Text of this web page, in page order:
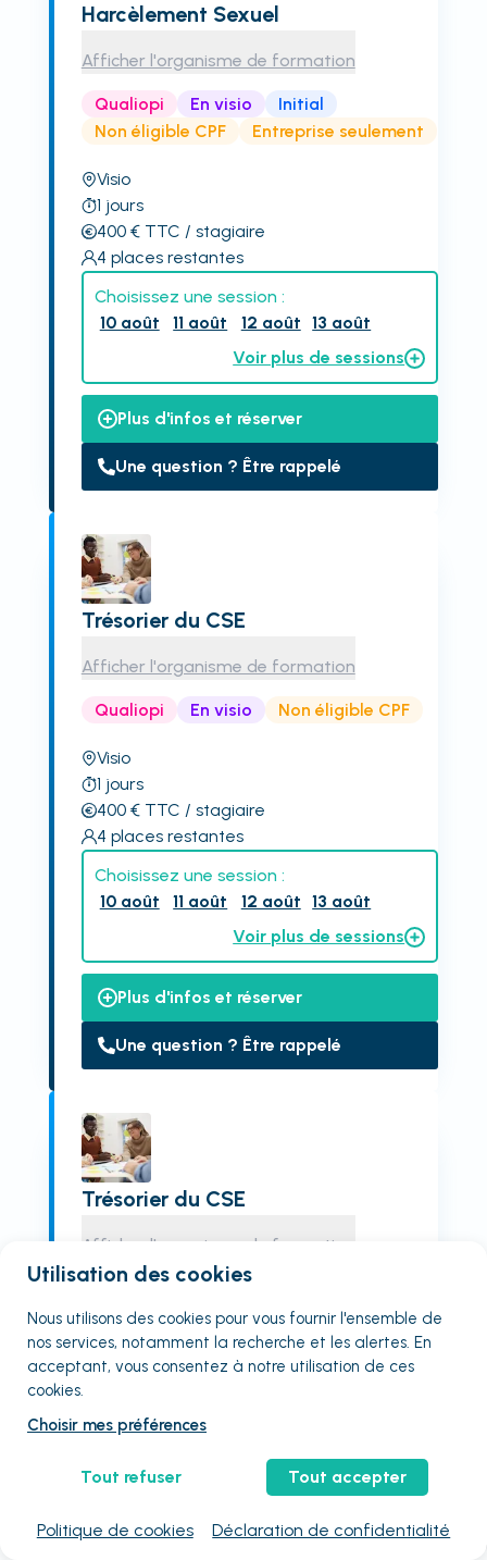
Harcèlement Sexuel
Afficher l'organisme de formation
Qualiopi En visio
Initial
Non éligible CPF
Entreprise seulement
Visio
1 jours
400€ TTC / stagiaire
4 places restantes
Choisissez une session :
10 août
11 août 12 août 13 août
Voir plus de sessions
Plus d'infos et réserver
Une question ? Être rappelé
Trésorier du CSE
Afficher l'organisme de formation
Qualiopi En visio Non éligible CPF
Visio
1 jours
400€ TTC / stagiaire
4 places restantes
Choisissez une session :
10 août
11 août 12 août 13 août
Voir plus de sessions
Plus d'infos et réserver
Une question ? Être rappelé
Trésorier du CSE
Afficher l'organisme de formation
Qualiopi En visio
Visio
1 jours
places restantes
Choisissez une session :
10 août
11 août 12 août 13 août
Utilisation des cookies
Nous utilisons des cookies pour vous fournir l'ensemble de
nos services, notamment la recherche et les alertes. En
acceptant, vous consentez à notre utilisation de ces
cookies.
Choisir mes préférences
Tout refuser Tout accepter
Politique de cookies Déclaration de confidentialité